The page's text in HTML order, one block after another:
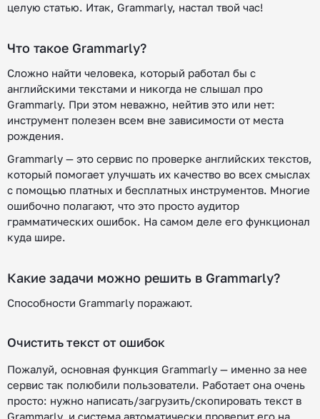
целую статью. Итак, Grammarly, настал твой час!
Что такое Grammarly?
Сложно найти человека, который работал бы с
английскими текстами и никогда не слышал про
Grammarly. При этом неважно, нейтив это или нет:
инструмент полезен всем вне зависимости от места
рождения.
Grammarly — это сервис по проверке английских текстов,
который помогает улучшать их качество во всех смыслах
с помощью платных и бесплатных инструментов. Многие
ошибочно полагают, что это просто аудитор
грамматических ошибок. На самом деле его функционал
куда шире.
Какие задачи можно решить в Grammarly?
Способности Grammarly поражают.
Очистить текст от ошибок
Пожалуй, основная функция Grammarly — именно за нее
сервис так полюбили пользователи. Работает она очень
просто: нужно написать/загрузить/скопировать текст в
Grammarly, и система автоматически проверит его на